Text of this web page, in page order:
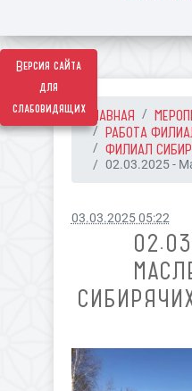
Версия сайта
для
слабовидящихГЛАВНАЯ
РАБОТА
ФИЛИАЛ
02.03.2025 -
03.03.2025 05:22